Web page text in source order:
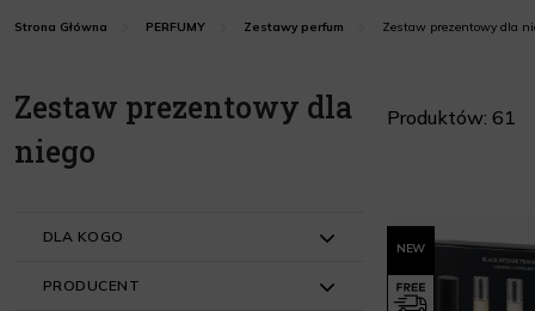
Strona Główna PERFUMY Zestawy perfum Zestaw prezentowy dla
Zestaw prezentowy dla
niego
DLA KOGO
Dla Niego (48)
PRODUCENT
Produktów: 61
NEW